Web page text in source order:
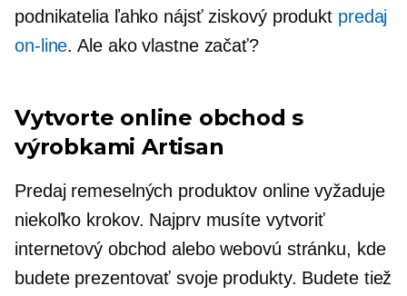
podnikatelia ľahko nájsť ziskový produkt predaj
on-line. Ale ako vlastne začať?
Vytvorte online obchod s
výrobkami Artisan
Predaj remeselných produktov online vyžaduje
niekoľko krokov. Najprv musíte vytvoriť
internetový obchod alebo webovú stránku, kde
budete prezentovať svoje produkty. Budete tiež